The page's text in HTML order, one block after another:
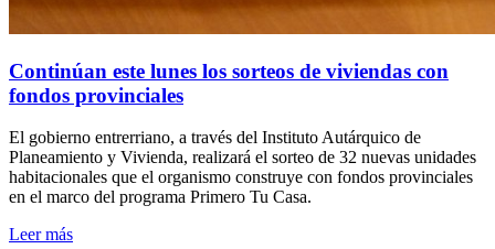
Continúan este lunes los sorteos de viviendas con
fondos provinciales
El gobierno entrerriano, a través del Instituto Autárquico de
Planeamiento y Vivienda, realizará el sorteo de 32 nuevas unidades
habitacionales que el organismo construye con fondos provinciales
en el marco del programa Primero Tu Casa.
Leer más